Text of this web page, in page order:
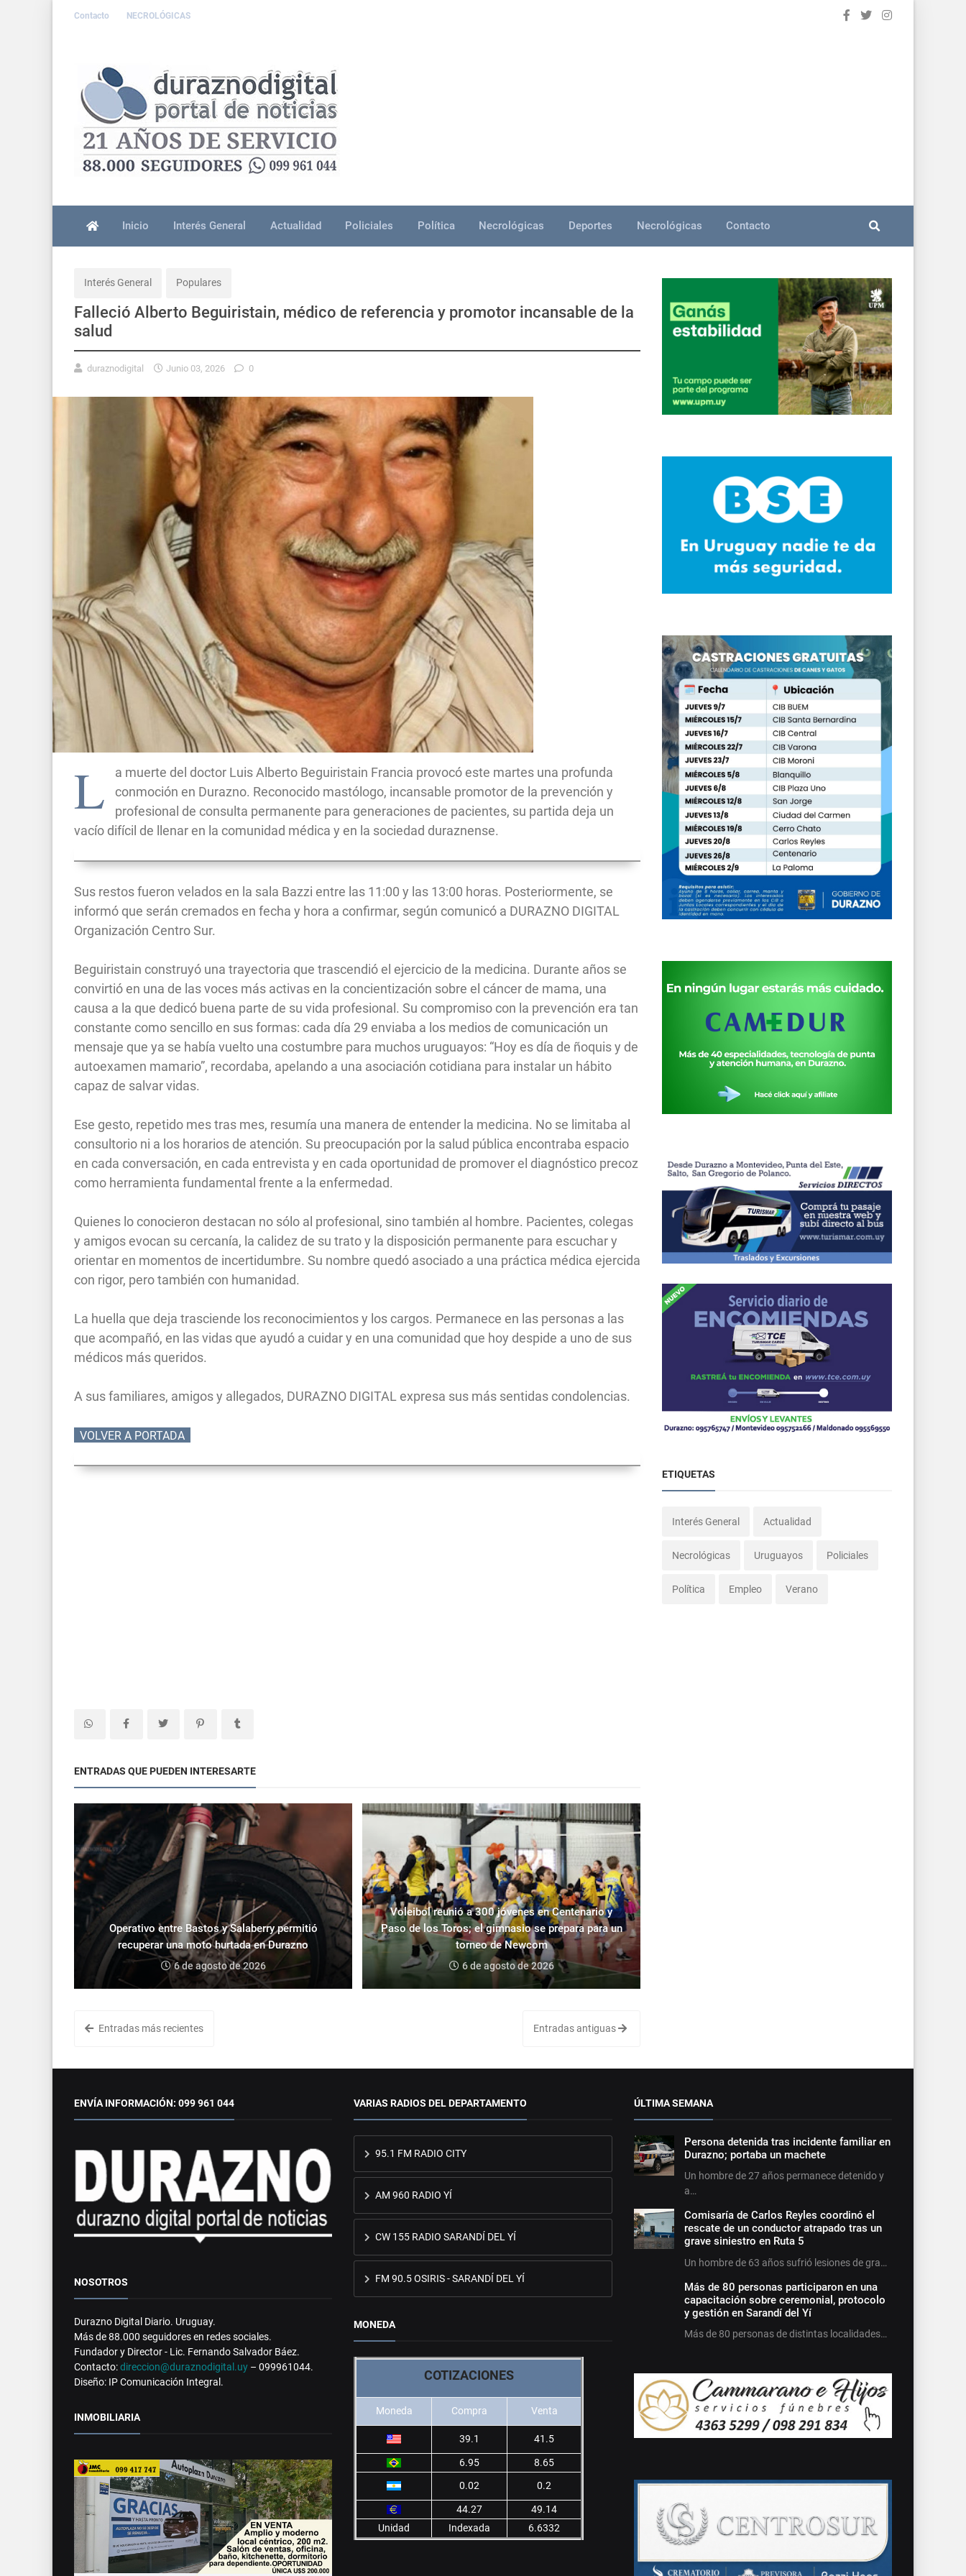
Contacto NECROLÓGICAS
Inicio Interés General Actualidad Policiales Política Necrológicas Deportes Necrológicas Contacto
Interés General Populares
Falleció Alberto Beguiristain, médico de referencia y promotor incansable de la
salud
duraznodigital Junio 03, 2026 0
L
a muerte del doctor Luis Alberto Beguiristain Francia provocó este martes una profunda
conmoción en Durazno. Reconocido mastólogo, incansable promotor de la prevención y
profesional de consulta permanente para generaciones de pacientes, su partida deja un
vacío difícil de llenar en la comunidad médica y en la sociedad duraznense.
Sus restos fueron velados en la sala Bazzi entre las 11:00 y las 13:00 horas. Posteriormente, se
informó que serán cremados en fecha y hora a confirmar, según comunicó a DURAZNO DIGITAL
Organización Centro Sur.
Beguiristain construyó una trayectoria que trascendió el ejercicio de la medicina. Durante años se
convirtió en una de las voces más activas en la concientización sobre el cáncer de mama, una
causa a la que dedicó buena parte de su vida profesional. Su compromiso con la prevención era tan
constante como sencillo en sus formas: cada día 29 enviaba a los medios de comunicación un
mensaje que ya se había vuelto una costumbre para muchos uruguayos: “Hoy es día de ñoquis y de
autoexamen mamario”, recordaba, apelando a una asociación cotidiana para instalar un hábito
capaz de salvar vidas.
Ese gesto, repetido mes tras mes, resumía una manera de entender la medicina. No se limitaba al
consultorio ni a los horarios de atención. Su preocupación por la salud pública encontraba espacio
en cada conversación, en cada entrevista y en cada oportunidad de promover el diagnóstico precoz
como herramienta fundamental frente a la enfermedad.
Quienes lo conocieron destacan no sólo al profesional, sino también al hombre. Pacientes, colegas
y amigos evocan su cercanía, la calidez de su trato y la disposición permanente para escuchar y
orientar en momentos de incertidumbre. Su nombre quedó asociado a una práctica médica ejercida
con rigor, pero también con humanidad.
La huella que deja trasciende los reconocimientos y los cargos. Permanece en las personas a las
que acompañó, en las vidas que ayudó a cuidar y en una comunidad que hoy despide a uno de sus
médicos más queridos.
A sus familiares, amigos y allegados, DURAZNO DIGITAL expresa sus más sentidas condolencias.
VOLVER A PORTADA
ENTRADAS QUE PUEDEN INTERESARTE
Operativo entre Bastos y Salaberry permitió
recuperar una moto hurtada en Durazno
6 de agosto de 2026
Voleibol reunió a 300 jóvenes en Centenario y
Paso de los Toros; el gimnasio se prepara para un
torneo de Newcom
6 de agosto de 2026
Entradas más recientes Entradas antiguas
ETIQUETAS
Interés General Actualidad
Necrológicas Uruguayos Policiales
Política Empleo Verano
ENVÍA INFORMACIÓN: 099 961 044
NOSOTROS
Durazno Digital Diario. Uruguay.
Más de 88.000 seguidores en redes sociales.
Fundador y Director - Lic. Fernando Salvador Báez.
Contacto:direccion@duraznodigital.uy – 099961044.
Diseño: IP Comunicación Integral.
INMOBILIARIA
VARIAS RADIOS DEL DEPARTAMENTO
95.1 FM RADIO CITY
AM 960 RADIO YÍ
CW 155 RADIO SARANDÍ DEL YÍ
FM 90.5 OSIRIS - SARANDÍ DEL YÍ
MONEDA
COTIZACIONES
Moneda Compra Venta
39.1 41.5
6.95
8.65
0.02
0.2
44.27
49.14
Unidad
Indexada 6.6332
ÚLTIMA SEMANA
Persona detenida tras incidente familiar en
Durazno; portaba un machete
Un hombre de 27 años permanece detenido y
a…
Comisaría de Carlos Reyles coordinó el
rescate de un conductor atrapado tras un
grave siniestro en Ruta 5
Un hombre de 63 años sufrió lesiones de gra…
Más de 80 personas participaron en una
capacitación sobre ceremonial, protocolo
y gestión en Sarandí del Yí
Más de 80 personas de distintas localidades…